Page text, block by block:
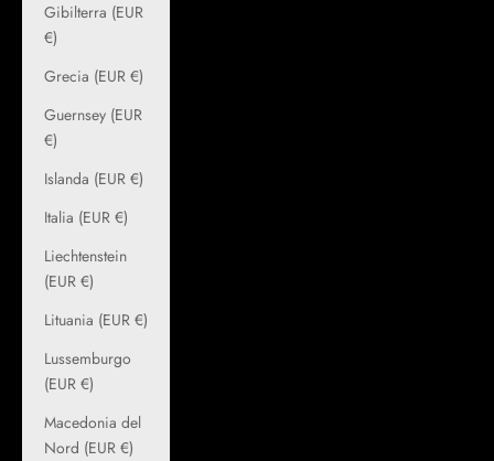
Gibilterra (EUR
€)
Grecia (EUR €)
Guernsey (EUR
€)
Islanda (EUR €)
Italia (EUR €)
Liechtenstein
(EUR €)
Lituania (EUR €)
Lussemburgo
(EUR €)
Macedonia del
Nord (EUR €)